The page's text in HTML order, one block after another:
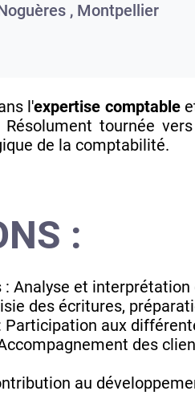
, Montpellier
l'expertise comptable
tournée
de la comptabilité.
:
: Analyse et
des écritures,
Participation aux
des
au